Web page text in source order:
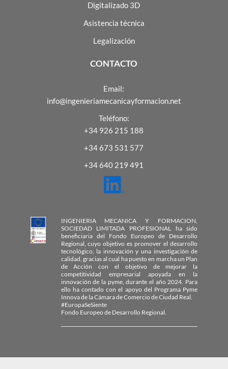
Digitalizado 3D
Asistencia técnica
Legalización
CONTACTO
Email:
info@ingenieriamecanicayformacion.net
Teléfono:
+34 926 215 188
+34 673 531 577
+34 640 219 491
INGENIERIA MECANICA Y FORMACION,
SOCIEDAD LIMITADA PROFESIONAL ha sido
beneficiaria del Fondo Europeo de Desarrollo
Regional, cuyo objetivo es promover el desarrollo
tecnológico, la innovación y una investigación de
calidad, gracias al cual ha puesto en marcha un Plan
de Acción con el objetivo de mejorar la
competitividad empresarial apoyada en la
innovación de la pyme, durante el año 2024. Para
ello ha contado con el apoyo del Programa Pyme
Innova de la Cámara de Comercio de Ciudad Real.
#EuropaSeSiente
Fondo Europeo de Desarrollo Regional.